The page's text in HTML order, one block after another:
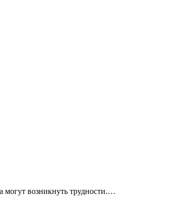
могут возникнуть трудности.…